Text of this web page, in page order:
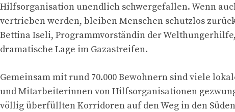
Hilfsorganisation unendlich schwergefallen. Wenn
vertrieben werden, bleiben Menschen schutzlos
Bettina Iseli, Programmvorständin der
dramatische Lage im Gazastreifen.
Gemeinsam mit rund 70.000 Bewohnern sind viele
und Mitarbeiterinnen von Hilfsorganisationen
völlig überfüllten Korridoren auf den Weg in den